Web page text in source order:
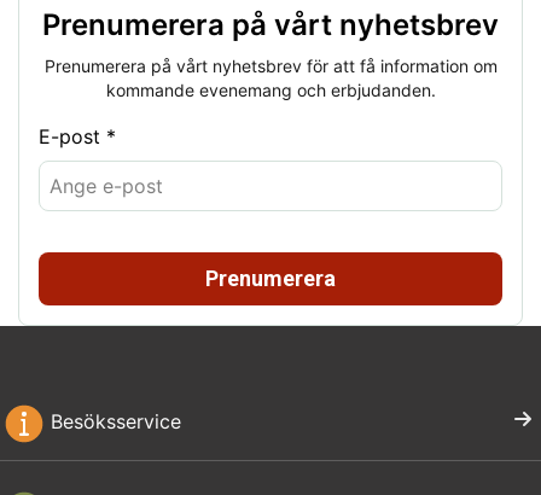
Prenumerera på vårt nyhetsbrev
Prenumerera på vårt nyhetsbrev för att få information om
kommande evenemang och erbjudanden.
E-post *
Prenumerera
Besöksservice